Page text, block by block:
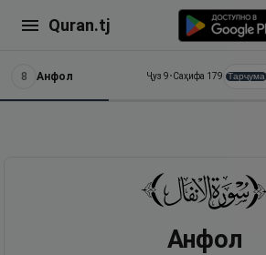
Quran.tj
8 Анфол Ҷуз 9•Саҳифа 179 Тарҷума
Анфол